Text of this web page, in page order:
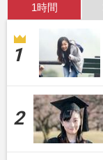
1時間